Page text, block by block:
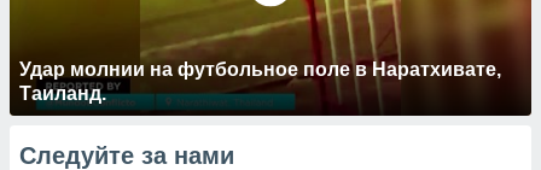
Удар молнии на футбольное поле в Наратхивате,
Таиланд.
Следуйте за нами